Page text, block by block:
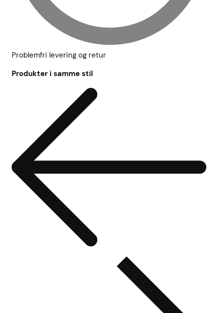
Problemfri levering og retur
Produkter i samme stil